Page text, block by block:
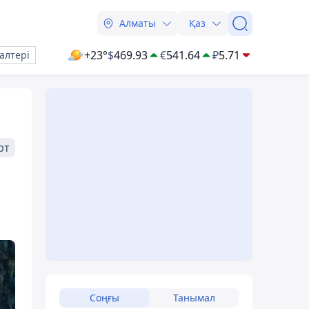
Алматы Қаз
+23°$469.93 €541.64 ₽5.71
Соңғы Танымал